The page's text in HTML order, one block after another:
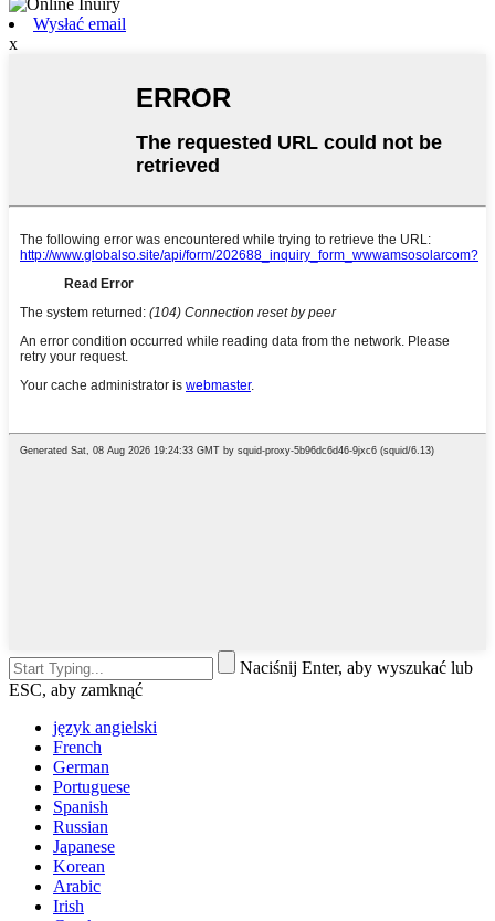
Wysłać email
x
Naciśnij Enter, aby wyszukać lub
ESC, aby zamknąć
język angielski
French
German
Portuguese
Spanish
Russian
Japanese
Korean
Arabic
Irish